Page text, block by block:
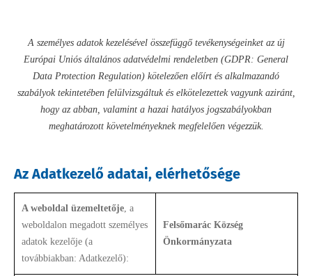
A személyes adatok kezelésével összefüggő tevékenységeinket az új
Európai Uniós általános adatvédelmi rendeletben (GDPR: General
Data Protection Regulation) kötelezően előírt és alkalmazandó
szabályok tekintetében felülvizsgáltuk és elkötelezettek vagyunk aziránt,
hogy az abban, valamint a hazai hatályos jogszabályokban
meghatározott követelményeknek megfelelően végezzük.
Az Adatkezelő adatai, elérhetősége
A weboldal üzemeltetője, a
weboldalon megadott személyes
adatok kezelője (a
továbbiakban: Adatkezelő):
Felsőmarác Község
Önkormányzata